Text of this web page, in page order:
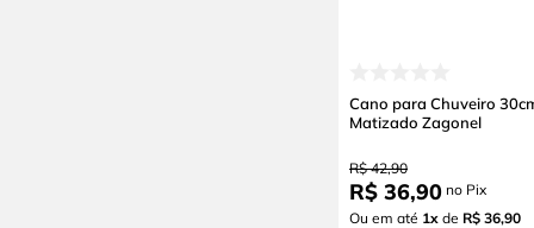
Cano para Chuveiro
Matizado Zagonel
R$ 42,90
R$ 36,90 no Pix
Ou em até 1x de R$ 36,90